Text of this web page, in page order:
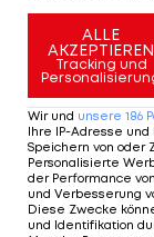
schleppend
nicht
liegt.
Die englische
Hilfsmittel
einzuführen.
ALLE
AKZEPTIEREN
Tracking und
Wir und unsere 186
Ihre IP-Adresse
Speichern von oder
Personalisierte
der Performance
und Verbesserung
Diese Zwecke
und Identifikation